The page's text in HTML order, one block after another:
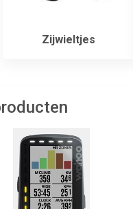
Zijwieltjes